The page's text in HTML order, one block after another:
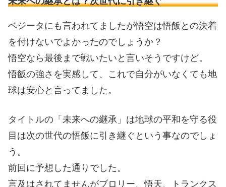
ベジータにも言われてましたが悟空は悟飯との決着
を付けないでよかったのでしょうか？
悟空なら最後まで戦いたいと言いそうですけど。
悟飯の強さを実感して、これで自分がいなくても地
球は安心と言ってました。
タイトルの「未来への継承」は地球の平和を守る役
目は次の世代の悟飯に引き継ぐという事なのでしょ
う。
前回に予想した通りでした。
言及はされてませんがブロリー、悟天、トランクス